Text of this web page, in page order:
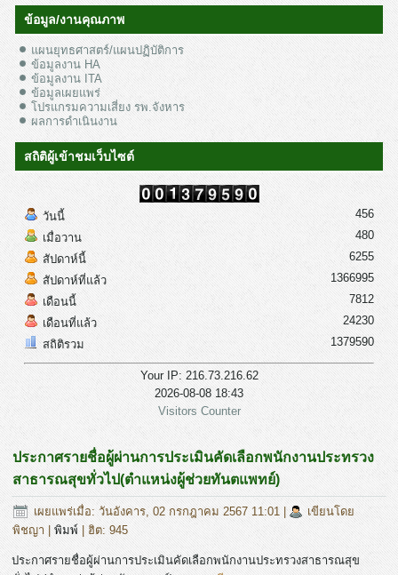
ข้อมูล/งานคุณภาพ
แผนยุทธศาสตร์/แผนปฏิบัติการ
ข้อมูลงาน HA
ข้อมูลงาน ITA
ข้อมูลเผยแพร่
โปรแกรมความเสี่ยง รพ.จังหาร
ผลการดำเนินงาน
สถิติผู้เข้าชมเว็บไซต์
วันนี้
เมื่อวาน
สัปดาห์นี้
สัปดาห์ที่แล้ว
เดือนนี้
เดือนที่แล้ว
สถิติรวม
456
480
6255
1366995
7812
24230
1379590
Your IP: 216.73.216.62
2026-08-08 18:43
Visitors Counter
ประกาศรายชื่อผู้ผ่านการประเมินคัดเลือกพนักงานประทรวง
สาธารณสุขทั่วไป(ตำแหน่งผู้ช่วยทันตแพทย์)
เผยแพร่เมื่อ: วันอังคาร, 02 กรกฎาคม 2567 11:01 |
เขียนโดย
พิชญา |พิมพ์ | ฮิต: 945
ประกาศรายชื่อผู้ผ่านการประเมินคัดเลือกพนักงานประทรวงสาธารณสุข